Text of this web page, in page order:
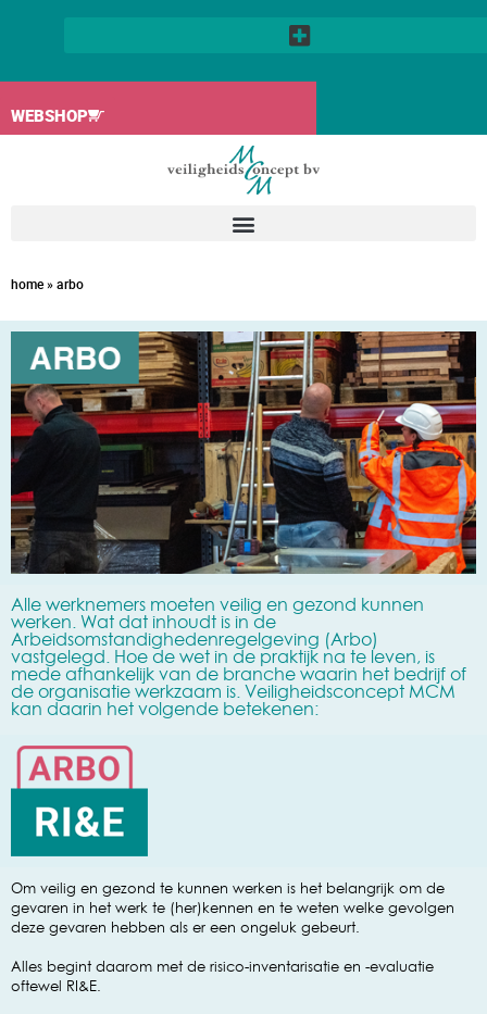
WEBSHOP
home»arbo
Alle werknemers moeten veilig en gezond kunnen
werken. Wat dat inhoudt is in de
Arbeidsomstandighedenregelgeving (Arbo)
vastgelegd. Hoe de wet in de praktijk na te leven, is
mede afhankelijk van de branche waarin het bedrijf of
de organisatie werkzaam is. Veiligheidsconcept MCM
kan daarin het volgende betekenen:
Om veilig en gezond te kunnen werken is het belangrijk om de
gevaren in het werk te (her)kennen en te weten welke gevolgen
deze gevaren hebben als er een ongeluk gebeurt.
Alles begint daarom met de risico-inventarisatie en -evaluatie
oftewel RI&E.